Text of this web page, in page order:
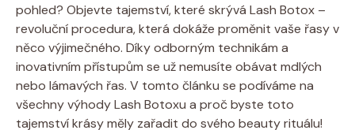
pohled? Objevte tajemství, které skrývá Lash Botox –
revoluční procedura, která dokáže proměnit vaše řasy v
něco výjimečného. Díky odborným technikám a
inovativním přístupům se už nemusíte obávat mdlých
nebo lámavých řas. V tomto článku se podíváme na
všechny výhody Lash Botoxu a proč byste toto
tajemství krásy měly zařadit do svého beauty rituálu!